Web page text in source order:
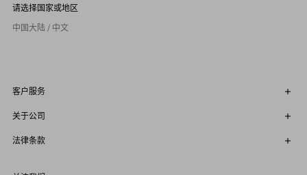
请选择国家或地区
中国大陆 / 中文
客户服务
关于公司
法律条款